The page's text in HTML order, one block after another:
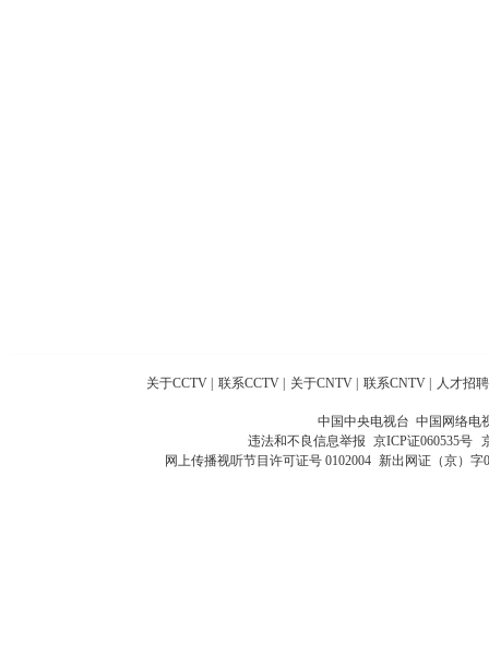
关于CCTV 联系CCTV 关于CNTV 联系CNTV 人才招聘
中国中央电视台 中国网络电
违法和不良信息举报 京ICP证060535号
网上传播视听节目许可证号 0102004 新出网证（京）